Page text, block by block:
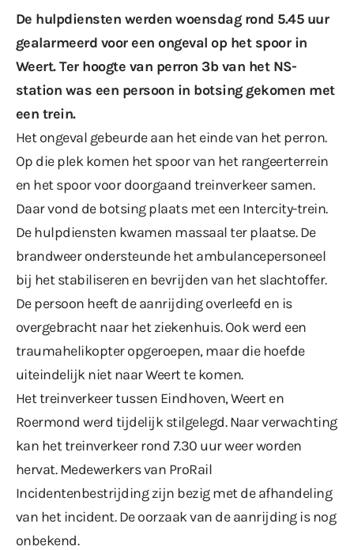
De hulpdiensten werden woensdag rond 5.45 uur
gealarmeerd voor een ongeval op het spoor in
Weert. Ter hoogte van perron 3b van het NS-
station was een persoon in botsing gekomen met
een trein.
Het ongeval gebeurde aan het einde van het perron.
Op die plek komen het spoor van het rangeerterrein
en het spoor voor doorgaand treinverkeer samen.
Daar vond de botsing plaats met een Intercity-trein.
De hulpdiensten kwamen massaal ter plaatse. De
brandweer ondersteunde het ambulancepersoneel
bij het stabiliseren en bevrijden van het slachtoffer.
De persoon heeft de aanrijding overleefd en is
overgebracht naar het ziekenhuis. Ook werd een
traumahelikopter opgeroepen, maar die hoefde
uiteindelijk niet naar Weert te komen.
Het treinverkeer tussen Eindhoven, Weert en
Roermond werd tijdelijk stilgelegd. Naar verwachting
kan het treinverkeer rond 7.30 uur weer worden
hervat. Medewerkers van ProRail
Incidentenbestrijding zijn bezig met de afhandeling
van het incident. De oorzaak van de aanrijding is nog
onbekend.